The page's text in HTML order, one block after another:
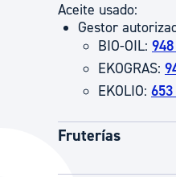
Aceite usado:
Gestor
BIO-OIL:
EKOGRAS:
EKOLIO:
Fruterías